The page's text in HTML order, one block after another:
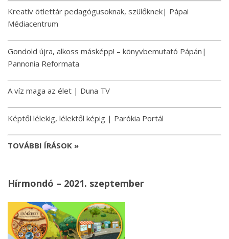
Kreatív ötlettár pedagógusoknak, szülőknek| Pápai
Médiacentrum
Gondold újra, alkoss másképp! – könyvbemutató Pápán|
Pannonia Reformata
A víz maga az élet | Duna TV
Képtől lélekig, lélektől képig | Parókia Portál
TOVÁBBI ÍRÁSOK »
Hírmondó – 2021. szeptember